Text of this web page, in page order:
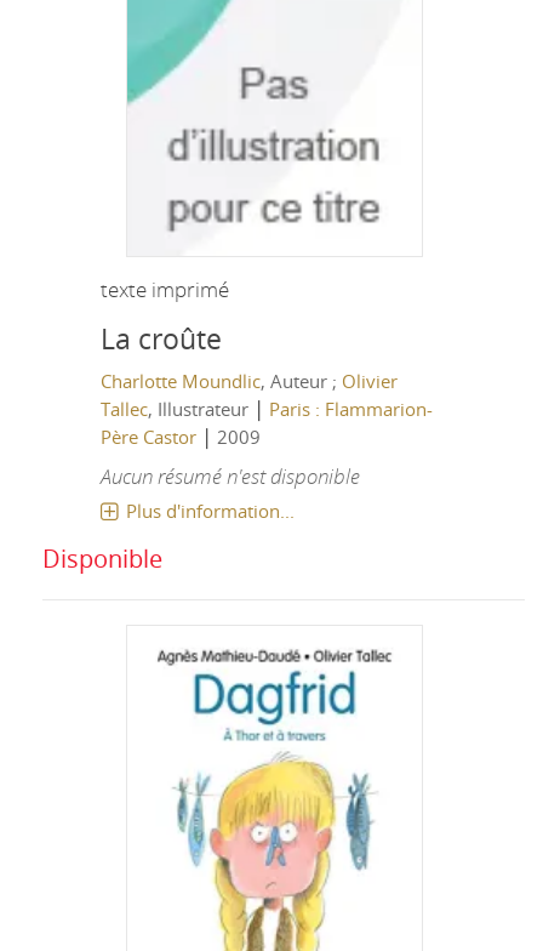
texte imprimé
La croûte
Charlotte Moundlic, Auteur ; Olivier
Tallec, Illustrateur | Paris : Flammarion-
Père Castor| 2009
Aucun résumé n'est disponible
Plus d'information...
Disponible